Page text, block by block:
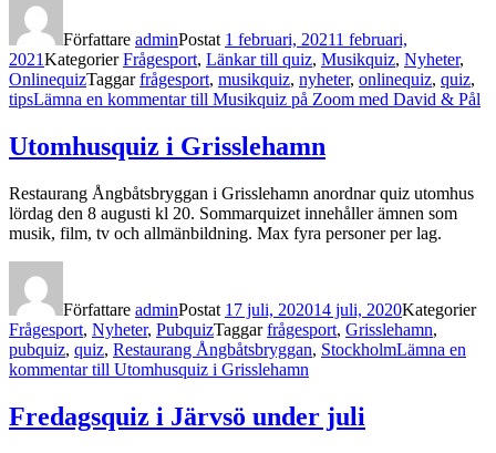
Författare adminPostat 1 februari, 20211 februari,
2021KategorierFrågesport, Länkar till quiz, Musikquiz, Nyheter,
OnlinequizTaggarfrågesport, musikquiz, nyheter, onlinequiz, quiz,
tipsLämna en kommentartill Musikquiz på Zoom med David & Pål
Utomhusquiz i Grisslehamn
Restaurang Ångbåtsbryggan i Grisslehamn anordnar quiz utomhus
lördag den 8 augusti kl 20. Sommarquizet innehåller ämnen som
musik, film, tv och allmänbildning. Max fyra personer per lag.
Författare adminPostat 17 juli, 202014 juli, 2020Kategorier
Frågesport, Nyheter, PubquizTaggarfrågesport, Grisslehamn,
pubquiz, quiz, Restaurang Ångbåtsbryggan, StockholmLämna en
kommentartill Utomhusquiz i Grisslehamn
Fredagsquiz i Järvsö under juli